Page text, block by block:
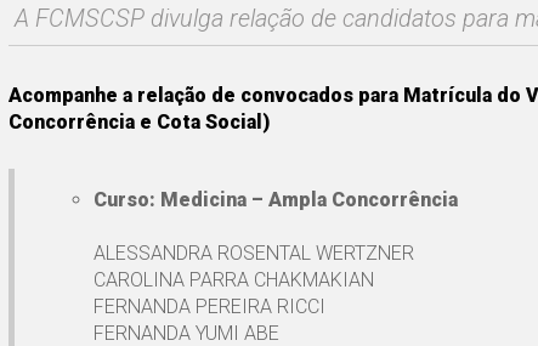
A FCMSCSP divulga relação de candidatos para
Acompanhe a relação de convocados para Matrícula do
Concorrência e Cota Social)
Curso: Medicina – Ampla Concorrência
ALESSANDRA ROSENTAL WERTZNER
CAROLINA PARRA CHAKMAKIAN
FERNANDA PEREIRA RICCI
FERNANDA YUMI ABE